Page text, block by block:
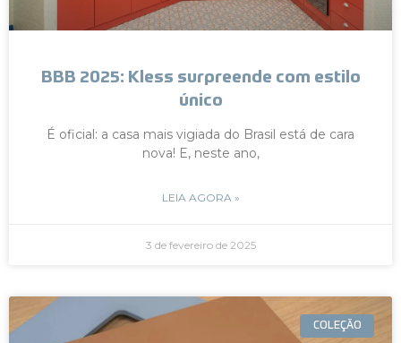
BBB 2025: Kless surpreende com estilo
único
É oficial: a casa mais vigiada do Brasil está de cara
nova! E, neste ano,
LEIA AGORA »
3 de fevereiro de 2025
COLEÇÃO